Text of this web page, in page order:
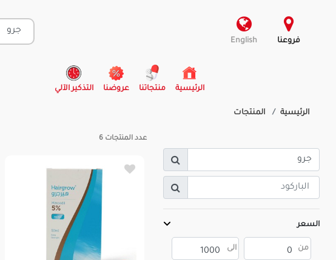
فروعنا English
الرئيسية
(current) منتجاتنا عروضنا التذكير الآلي
الرئيسية المنتجات
السعر
عدد المنتجات 6